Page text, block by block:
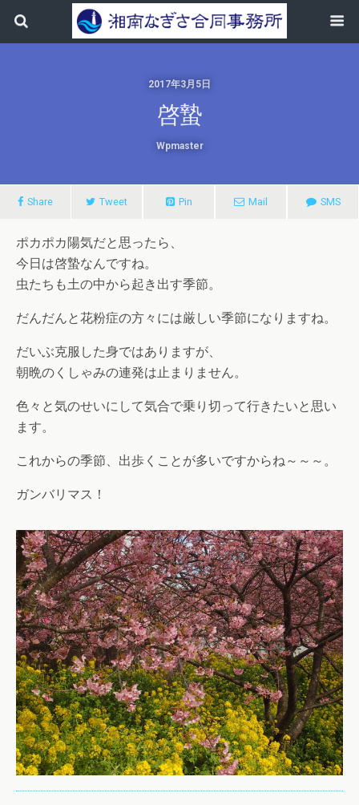
2017年3月5日
啓蟄
Wpmaster
Share Tweet Pin Mail SMS
ポカポカ陽気だと思ったら、
今日は啓蟄なんですね。
虫たちも土の中から起き出す季節。
だんだんと花粉症の方々には厳しい季節になりますね。
だいぶ克服した身ではありますが、
朝晩のくしゃみの連発は止まりません。
色々と気のせいにして気合で乗り切って行きたいと思い
ます。
これからの季節、出歩くことが多いですからね～～～。
ガンバリマス！